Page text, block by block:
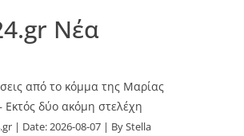
Νέα
από το κόμμα της Μαρίας
Εκτός δύο ακόμη στελέχη
Date: 2026-08-07
By Stella